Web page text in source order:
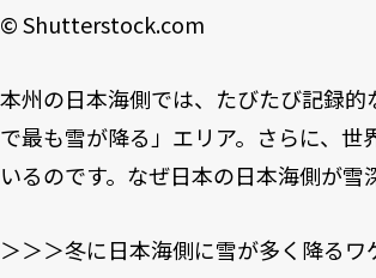
©︎ Shutterstock.com
本州の日本海側では、たびたび記録
で最も雪が降る」エリア。さらに、
いるのです。なぜ日本の日本海側が雪
＞＞＞冬に日本海側に雪が多く降るワ